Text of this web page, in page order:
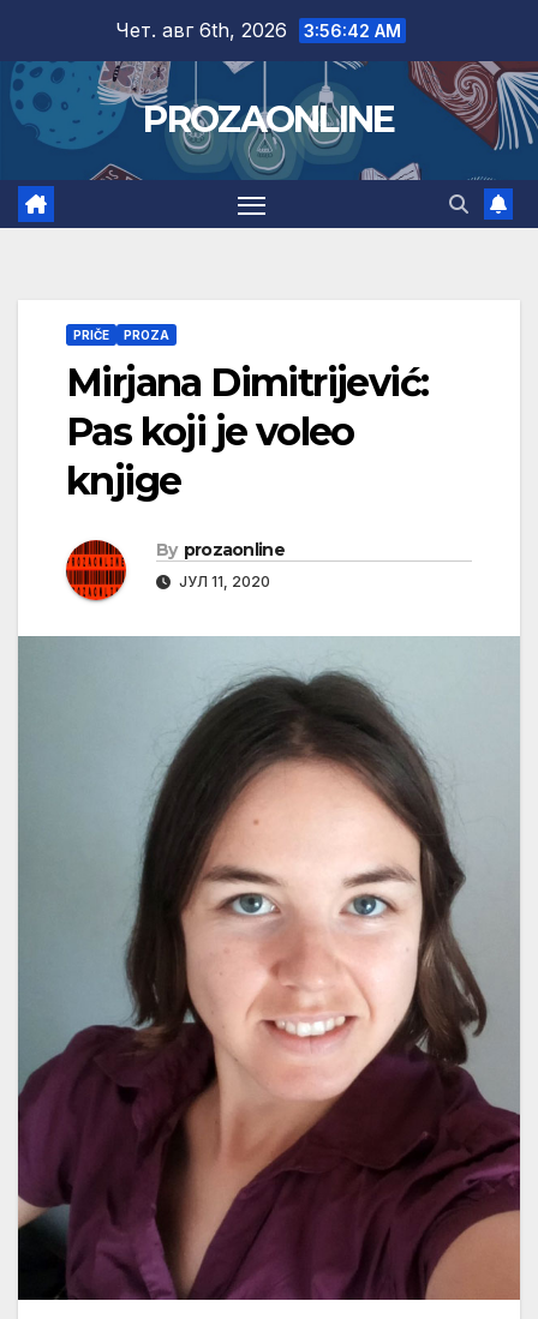
content
Чет. авг 6th, 2026 3:56:43 AM
PROZAONLINE
PRIČE PROZA
Mirjana Dimitrijević:
Pas koji je voleo
knjige
By prozaonline
ЈУЛ 11, 2020